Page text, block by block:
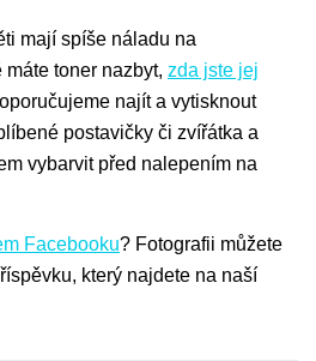
mají spíše náladu na
toner nazbyt, zda jste jej
najít a vytisknout
postavičky či zvířátka a
vybarvit před nalepením na
Facebooku? Fotografii můžete
který najdete na naší